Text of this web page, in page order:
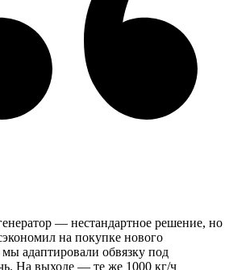
— нестандартное решение, но
на покупке нового
мы адаптировали обвязку под
На выходе — те же 1000 кг/ч